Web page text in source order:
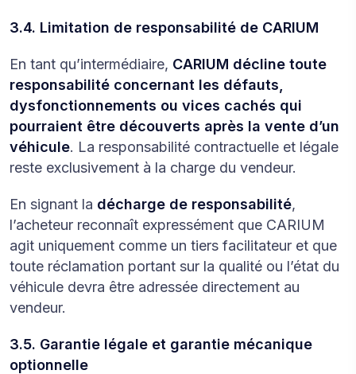
3.4. Limitation de responsabilité de CARIUM
En tant qu’intermédiaire, CARIUM décline toute
responsabilité concernant les défauts,
dysfonctionnements ou vices cachés qui
pourraient être découverts après la vente d’un
véhicule. La responsabilité contractuelle et légale
reste exclusivement à la charge du vendeur.
En signant la décharge de responsabilité,
l’acheteur reconnaît expressément que CARIUM
agit uniquement comme un tiers facilitateur et que
toute réclamation portant sur la qualité ou l’état du
véhicule devra être adressée directement au
vendeur.
3.5. Garantie légale et garantie mécanique
optionnelle